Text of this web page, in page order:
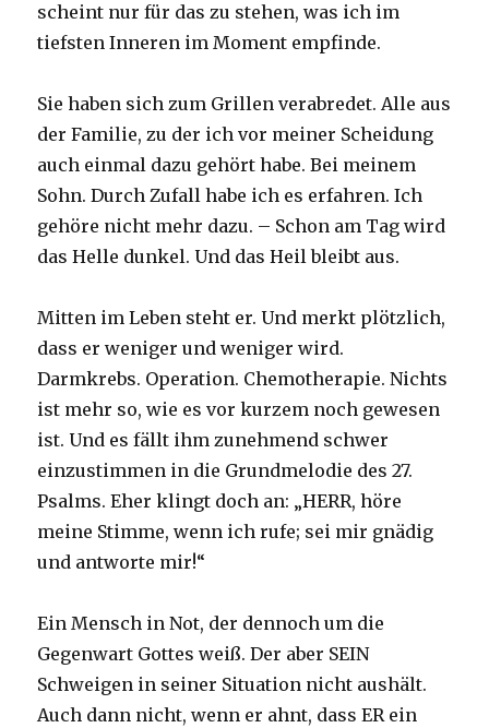
scheint nur für das zu stehen, was ich im
tiefsten Inneren im Moment empfinde.
Sie haben sich zum Grillen verabredet. Alle aus
der Familie, zu der ich vor meiner Scheidung
auch einmal dazu gehört habe. Bei meinem
Sohn. Durch Zufall habe ich es erfahren. Ich
gehöre nicht mehr dazu. – Schon am Tag wird
das Helle dunkel. Und das Heil bleibt aus.
Mitten im Leben steht er. Und merkt plötzlich,
dass er weniger und weniger wird.
Darmkrebs. Operation. Chemotherapie. Nichts
ist mehr so, wie es vor kurzem noch gewesen
ist. Und es fällt ihm zunehmend schwer
einzustimmen in die Grundmelodie des 27.
Psalms. Eher klingt doch an: „HERR, höre
meine Stimme, wenn ich rufe; sei mir gnädig
und antworte mir!“
Ein Mensch in Not, der dennoch um die
Gegenwart Gottes weiß. Der aber SEIN
Schweigen in seiner Situation nicht aushält.
Auch dann nicht, wenn er ahnt, dass ER ein